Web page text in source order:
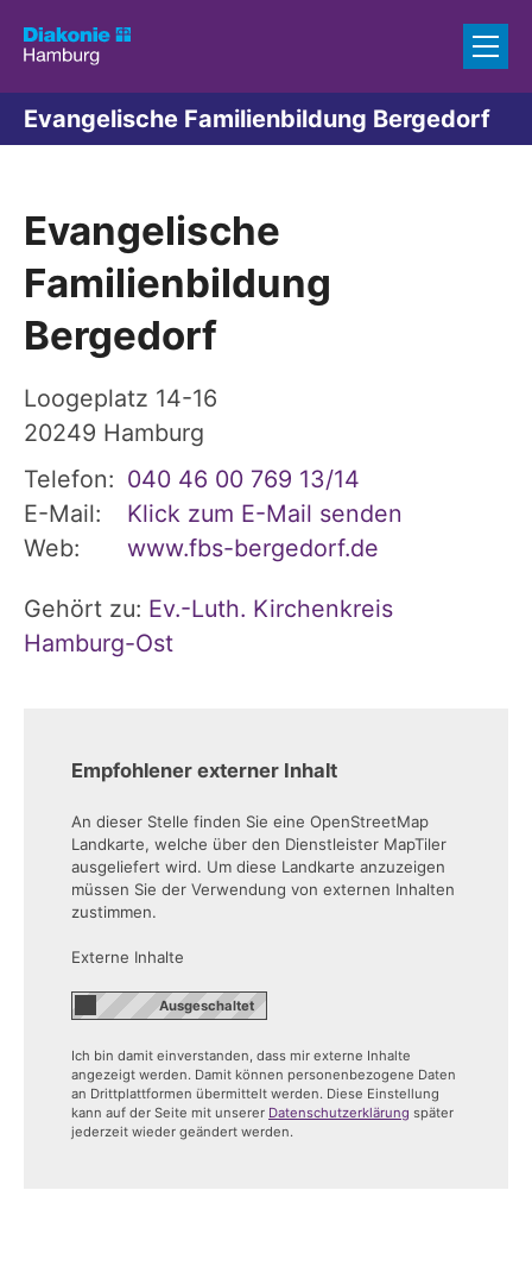
Evangelische Familienbildung Bergedorf
Evangelische
Familienbildung
Bergedorf
Loogeplatz 14-16
20249 Hamburg
Telefon: 040 46 00 769 13/14
E-Mail:
Klick zum E-Mail senden
Web:
www.fbs-bergedorf.de
Gehört zu: Ev.-Luth. Kirchenkreis
Hamburg-Ost
Empfohlener externer Inhalt
An dieser Stelle finden Sie eine OpenStreetMap
Landkarte, welche über den Dienstleister MapTiler
ausgeliefert wird. Um diese Landkarte anzuzeigen
müssen Sie der Verwendung von externen Inhalten
zustimmen.
Externe Inhalte
Ich bin damit einverstanden, dass mir externe Inhalte
angezeigt werden. Damit können personenbezogene Daten
an Drittplattformen übermittelt werden. Diese Einstellung
kann auf der Seite mit unserer Datenschutzerklärung später
jederzeit wieder geändert werden.